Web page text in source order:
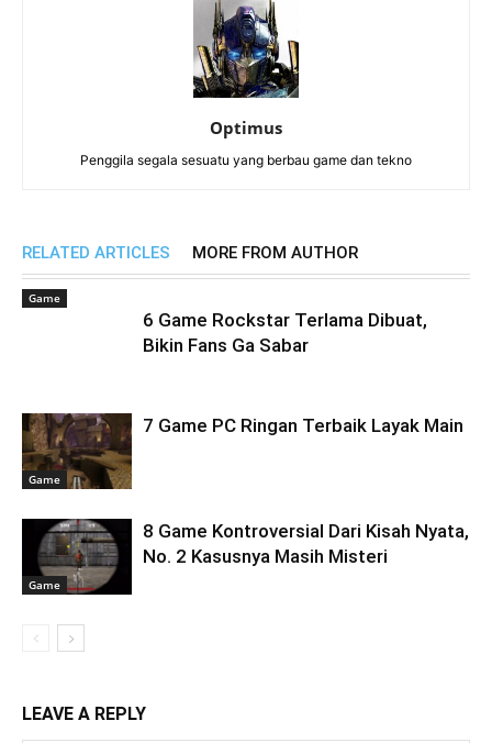
Optimus
Penggila segala sesuatu yang berbau game dan tekno
RELATED ARTICLES MORE FROM AUTHOR
Game
6 Game Rockstar Terlama Dibuat,
Bikin Fans Ga Sabar
Game
7 Game PC Ringan Terbaik Layak Main
Game
8 Game Kontroversial Dari Kisah Nyata,
No. 2 Kasusnya Masih Misteri
LEAVE A REPLY